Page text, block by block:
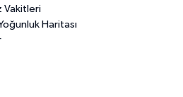
Vakitleri
Haritası